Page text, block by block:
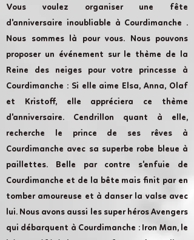
Vous voulez organiser une fête
d'anniversaire inoubliable à Courdimanche .
Nous sommes là pour vous. Nous pouvons
proposer un événement sur le thème de la
Reine des neiges pour votre princesse à
Courdimanche : Si elle aime Elsa, Anna, Olaf
et Kristoff, elle appréciera ce thème
d'anniversaire. Cendrillon quant à elle,
recherche le prince de ses rêves à
Courdimanche avec sa superbe robe bleue à
paillettes. Belle par contre s'enfuie de
Courdimanche et de la bête mais finit par en
tomber amoureuse et à danser la valse avec
lui. Nous avons aussi les super héros Avengers
qui débarquent à Courdimanche : Iron Man, le